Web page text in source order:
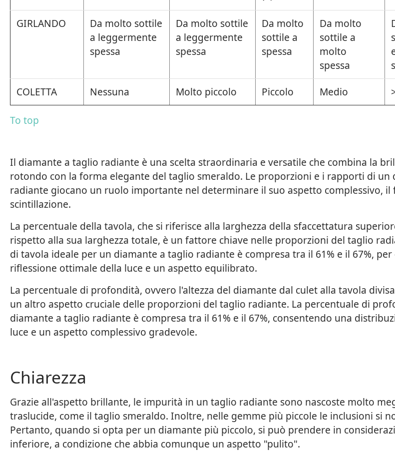
GIRLANDO
Da molto sottile
a leggermente
spessa
Da molto sottile
a leggermente
spessa
Da molto
sottile a
spessa
Da molto
sottile a
molto
spessa
COLETTA
Nessuna Molto piccolo Piccolo Medio
To top
Il diamante a taglio radiante è una scelta straordinaria e versatile che combina la
rotondo con la forma elegante del taglio smeraldo. Le proporzioni e i rapporti di un
radiante giocano un ruolo importante nel determinare il suo aspetto complessivo, il
scintillazione.
La percentuale della tavola, che si riferisce alla larghezza della sfaccettatura
rispetto alla sua larghezza totale, è un fattore chiave nelle proporzioni del taglio
di tavola ideale per un diamante a taglio radiante è compresa tra il 61% e il 67%,
riflessione ottimale della luce e un aspetto equilibrato.
La percentuale di profondità, ovvero l'altezza del diamante dal culet alla tavola
un altro aspetto cruciale delle proporzioni del taglio radiante. La percentuale di
diamante a taglio radiante è compresa tra il 61% e il 67%, consentendo una
luce e un aspetto complessivo gradevole.
Chiarezza
Grazie all'aspetto brillante, le impurità in un taglio radiante sono nascoste molto
traslucide, come il taglio smeraldo. Inoltre, nelle gemme più piccole le inclusioni si
Pertanto, quando si opta per un diamante più piccolo, si può prendere in
inferiore, a condizione che abbia comunque un aspetto "pulito".